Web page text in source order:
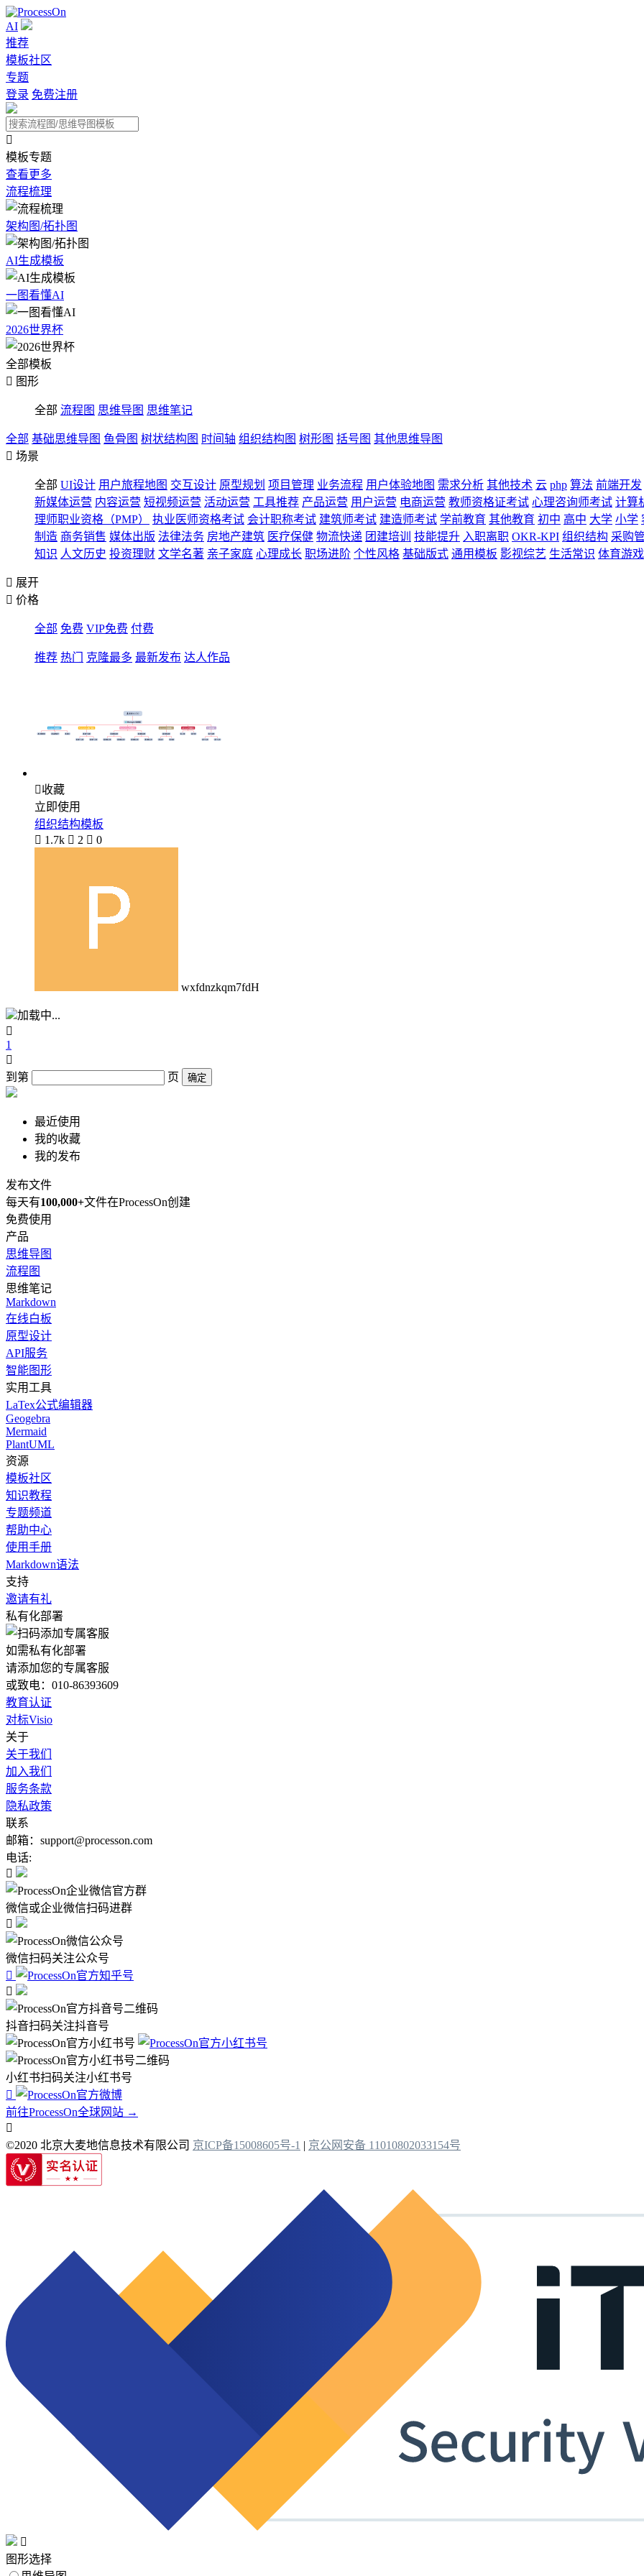
AI
推荐
模板社区
专题
登录 免费注册

模板专题
查看更多
流程梳理
架构图/拓扑图
AI生成模板
一图看懂AI
2026世界杯
全部模板
 图形
全部 流程图 思维导图 思维笔记
全部 基础思维导图 鱼骨图 树状结构图 时间轴 组织结构图 树形图 括号图 其他思维导图
 场景
全部 UI设计 用户旅程地图 交互设计 原型规划 项目管理 业务流程 用户体验地图 需求分析 其他技术 云 php 算法 前端开发
新媒体运营 内容运营 短视频运营 活动运营 工具推荐 产品运营 用户运营 电商运营 教师资格证考试 心理咨询师考试 计算
理师职业资格（PMP）
执业医师资格考试 会计职称考试 建筑师考试 建造师考试 学前教育 其他教育 初中 高中 大学 小学
制造 商务销售 媒体出版 法律法务 房地产建筑 医疗保健 物流快递 团建培训 技能提升 入职离职 OKR-KPI 组织结构 采购
知识 人文历史 投资理财 文学名著 亲子家庭 心理成长 职场进阶 个性风格 基础版式 通用模板 影视综艺 生活常识 体育游戏
 展开
 价格
全部 免费 VIP免费 付费
推荐 热门 克隆最多 最新发布 达人作品
收藏
立即使用
组织结构模板
 1.7k  2  0
wxfdnzkqm7fdH
加载中...

1

到第
页 确定
最近使用
我的收藏
我的发布
发布文件
每天有100,000+文件在ProcessOn创建
免费使用
产品
思维导图
流程图
思维笔记
Markdown
在线白板
原型设计
API服务
智能图形
实用工具
LaTex公式编辑器
Geogebra
Mermaid
PlantUML
资源
模板社区
知识教程
专题频道
帮助中心
使用手册
Markdown语法
支持
邀请有礼
私有化部署
如需私有化部署
请添加您的专属客服
或致电：010-86393609
教育认证
对标Visio
关于
关于我们
加入我们
服务条款
隐私政策
联系
邮箱：support@processon.com
电话:

微信或企业微信扫码进群

微信扫码关注公众号


抖音扫码关注抖音号
小红书扫码关注小红书号

前往ProcessOn全球网站 →

©2020 北京大麦地信息技术有限公司 京ICP备15008605号-1 | 京公网安备 11010802033154号

图形选择